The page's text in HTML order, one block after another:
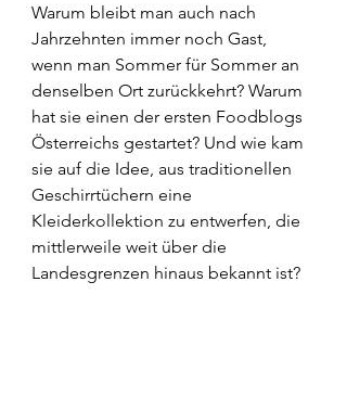
Warum bleibt man auch nach
Jahrzehnten immer noch Gast,
wenn man Sommer für Sommer an
denselben Ort zurückkehrt? Warum
hat sie einen der ersten Foodblogs
Österreichs gestartet? Und wie kam
sie auf die Idee, aus traditionellen
Geschirrtüchern eine
Kleiderkollektion zu entwerfen, die
mittlerweile weit über die
Landesgrenzen hinaus bekannt ist?